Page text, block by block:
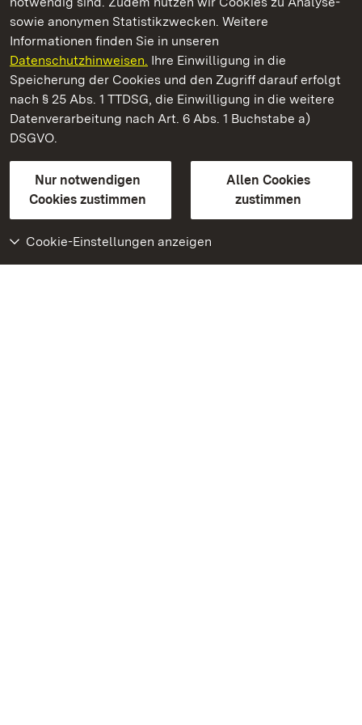
sowie anonymen Statistikzwecken. Weitere
Informationen finden Sie in unseren
Datenschutzhinweisen. Ihre Einwilligung in die
Speicherung der Cookies und den Zugriff darauf erfolgt
nach § 25 Abs. 1 TTDSG, die Einwilligung in die weitere
Datenverarbeitung nach Art. 6 Abs. 1 Buchstabe a)
DSGVO.
Nur notwendigen
Cookies zustimmen
Allen Cookies
zustimmen
Cookie-Einstellungen anzeigen
Residenzschloss Ludwigsburg
Staatliche Schlösser und Gärten Baden-Württemberg
Kontakt
GebärdenspracheLeichte Sprache
Erklärung zur Barrierefreiheit
BITV-konform (geprüfte Seiten)
Weiteres